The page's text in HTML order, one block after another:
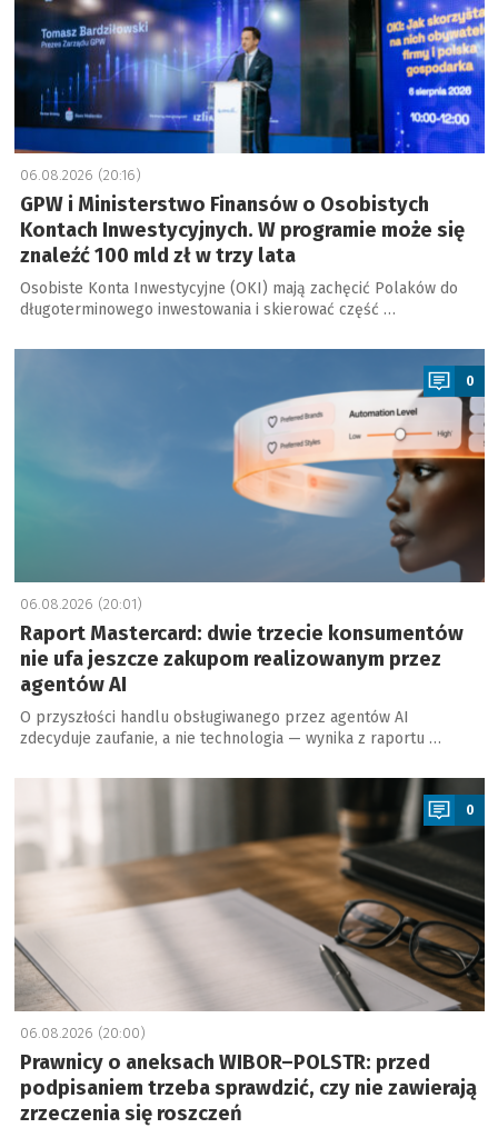
06.08.2026 (20:16)
GPW i Ministerstwo Finansów o Osobistych
Kontach Inwestycyjnych. W programie może się
znaleźć 100 mld zł w trzy lata
Osobiste Konta Inwestycyjne (OKI) mają zachęcić Polaków do
długoterminowego inwestowania i skierować część …
a
0
06.08.2026 (20:01)
Raport Mastercard: dwie trzecie konsumentów
nie ufa jeszcze zakupom realizowanym przez
agentów AI
O przyszłości handlu obsługiwanego przez agentów AI
zdecyduje zaufanie, a nie technologia — wynika z raportu …
a
0
06.08.2026 (20:00)
Prawnicy o aneksach WIBOR–POLSTR: przed
podpisaniem trzeba sprawdzić, czy nie zawierają
zrzeczenia się roszczeń